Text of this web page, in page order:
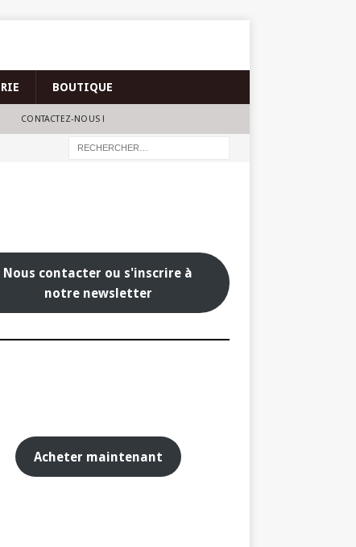
BOUTIQUE
CONTACTEZ-NOUS !
Nous contacter ou s'inscrire à
notre newsletter
Acheter maintenant